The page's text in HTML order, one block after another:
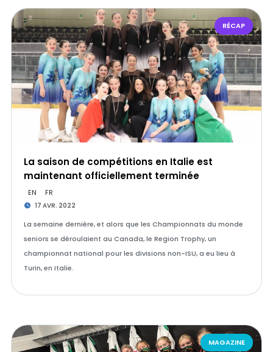
RÉCAP
La saison de compétitions en Italie est
maintenant officiellement terminée
EN FR
17 AVR. 2022
La semaine dernière, et alors que les Championnats du monde
seniors se déroulaient au Canada, le Region Trophy, un
championnat national pour les divisions non-ISU, a eu lieu à
Turin, en Italie.
MAGAZINE